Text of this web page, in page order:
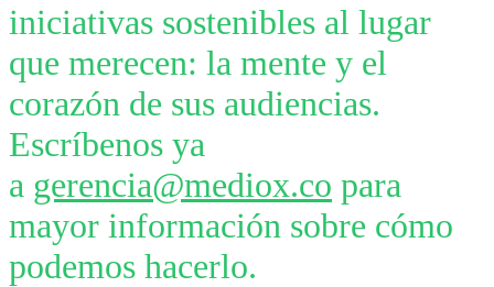
iniciativas sostenibles al lugar
que merecen: la mente y el
corazón de sus audiencias.
Escríbenos ya
a gerencia@mediox.co para
mayor información sobre cómo
podemos hacerlo.